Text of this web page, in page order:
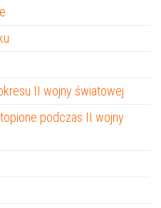
II wojny światowej
podczas II wojny